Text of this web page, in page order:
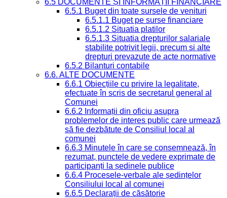
6.5.1 Buget din toate sursele de venituri
6.5.1.1 Buget pe surse financiare
6.5.1.2 Situatia platilor
6.5.1.3 Situatia drepturilor salariale
stabilite potrivit legii, precum si alte
drepturi prevazute de acte normative
6.5.2 Bilanturi contabile
6.6. ALTE DOCUMENTE
6.6.1 Obiecțiile cu privire la legalitate,
efectuate în scris de secretarul general al
Comunei
6.6.2 Informații din oficiu asupra
problemelor de interes public care urmează
să fie dezbătute de Consiliul local al
comunei
6.6.3 Minutele în care se consemnează, în
rezumat, punctele de vedere exprimate de
participanți la ședinele publice
6.6.4 Procesele-verbale ale ședințelor
Consiliului local al comunei
6.6.5 Declarații de căsătorie